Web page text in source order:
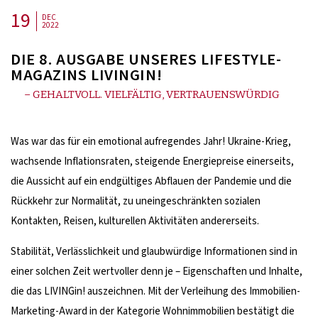
19 DEC
2022
DIE 8. AUSGABE UNSERES LIFESTYLE-
MAGAZINS LIVINGIN!
– GEHALTVOLL. VIELFÄLTIG, VERTRAUENSWÜRDIG
Was war das für ein emotional aufregendes Jahr! Ukraine-Krieg,
wachsende Inflationsraten, steigende Energiepreise einerseits,
die Aussicht auf ein endgültiges Abflauen der Pandemie und die
Rückkehr zur Normalität, zu uneingeschränkten sozialen
Kontakten, Reisen, kulturellen Aktivitäten andererseits.
Stabilität, Verlässlichkeit und glaubwürdige Informationen sind in
einer solchen Zeit wertvoller denn je – Eigenschaften und Inhalte,
die das LIVINGin! auszeichnen. Mit der Verleihung des Immobilien-
Marketing-Award in der Kategorie Wohnimmobilien bestätigt die